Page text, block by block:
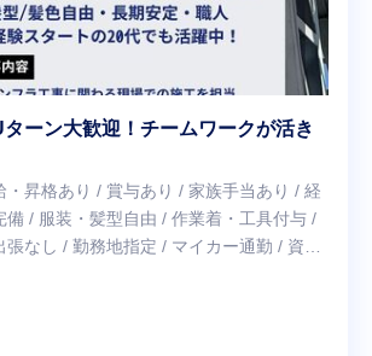
ーン大歓迎！チームワークが活き
・昇格あり / 賞与あり / 家族手当あり / 経
備 / 服装・髪型自由 / 作業着・工具付与 /
張なし / 勤務地指定 / マイカー通勤 / 資